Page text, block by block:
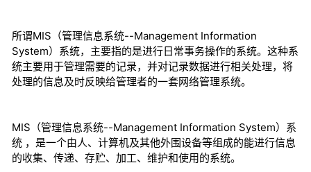
所谓MIS（管理信息系统--Management Information
System）系统，主要指的是进行日常事务操作的系统。这种系
统主要用于管理需要的记录，并对记录数据进行相关处理，将
处理的信息及时反映给管理者的一套网络管理系统。
MIS（管理信息系统--Management Information System）系
统 ，是一个由人、计算机及其他外围设备等组成的能进行信息
的收集、传递、存贮、加工、维护和使用的系统。